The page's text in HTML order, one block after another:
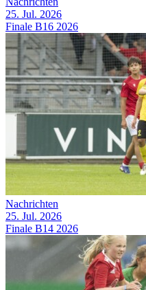
25. Jul. 2026
Finale B16 2026
Nachrichten
25. Jul. 2026
Finale B14 2026